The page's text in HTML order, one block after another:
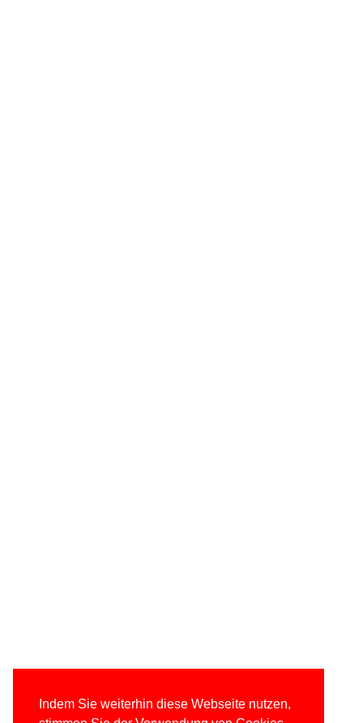
Indem Sie weiterhin diese Webseite nutzen,